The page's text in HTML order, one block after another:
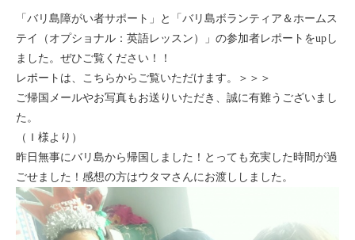
カナダ
カンボジア
セブ
タイ
台湾
「バリ島障がい者サポート」と「バリ島ボランティア＆ホームス
テイ（オプショナル：英語レッスン）」の参加者レポートをupし
ました。ぜひご覧ください！！
レポートは、 こちらからご覧いただけます。＞＞＞
ご帰国メールやお写真もお送りいただき、誠に有難うございまし
た。
（Ｉ様より）
昨日無事にバリ島から帰国しました！とっても充実した時間が過
ごせました！感想の方はウタマさんにお渡ししました。